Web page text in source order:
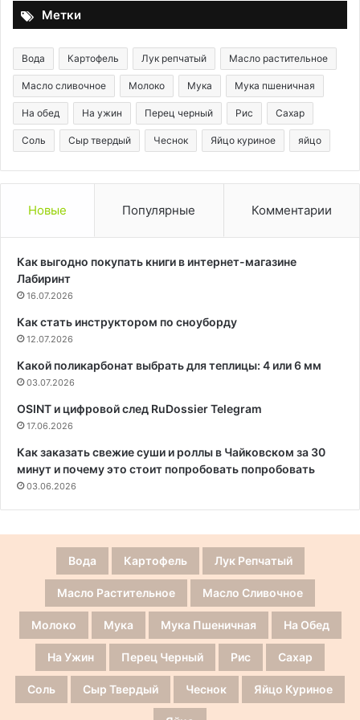
Метки
Вода Картофель Лук репчатый Масло растительное
Масло сливочное Молоко Мука Мука пшеничная
На обед На ужин Перец черный Рис Сахар
Соль Сыр твердый Чеснок Яйцо куриное яйцо
Новые Популярные Комментарии
Как выгодно покупать книги в интернет-магазине
Лабиринт
16.07.2026
Как стать инструктором по сноуборду
12.07.2026
Какой поликарбонат выбрать для теплицы: 4 или 6 мм
03.07.2026
OSINT и цифровой след RuDossier Telegram
17.06.2026
Как заказать свежие суши и роллы в Чайковском за 30
минут и почему это стоит попробовать попробовать
03.06.2026
Вода Картофель Лук Репчатый
Масло Растительное Масло Сливочное
Молоко Мука Мука Пшеничная На Обед
На Ужин Перец Черный Рис Сахар
Соль Сыр Твердый Чеснок Яйцо Куриное